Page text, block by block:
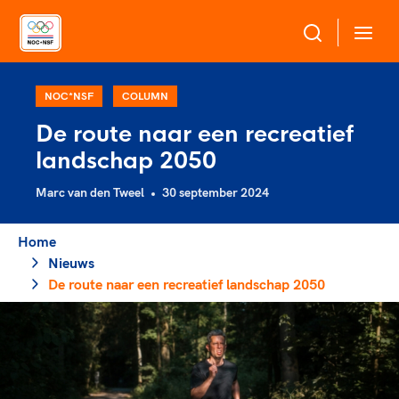
Over NOC*NSF
Sportagenda 2032
Merkbescherming NOC*NSF
Onze partners
Geven aan Sport
Sportdeelname
Bonden en professionals in de sport
Beleidsmedewerkers
Clubbestuurders
Coördinatoren en opleiders
Trainer-coaches
Officials
Topsport
Voor talentvolle sporters
Atletencommissie
Paralympische Talentdag
Voor bonden
NOC*NSF COLUMN
De route naar een recreatief
landschap 2050
Marc van den Tweel 30 september 2024
Home
Nieuws
De route naar een recreatief landschap 2050